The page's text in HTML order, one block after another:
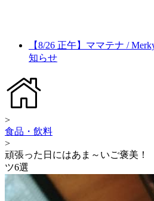
【8/26 正午】ママテナ /
知らせ
>
食品・飲料
>
頑張った日にはあま～いご褒美
ツ6選